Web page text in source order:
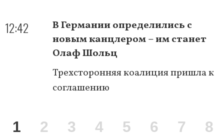
12:42
В Германии определились с
новым канцлером – им станет
Олаф Шольц
Трехсторонняя коалиция пришла к
соглашению
страниц
Текущая
1 Page
2 Page
3 Page
4 Page
5 Page
6 Page
7
8